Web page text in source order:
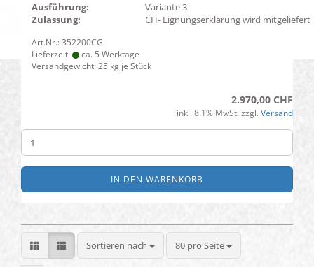
Ausführung:
Variante 3
Zulassung:
CH- Eignungserklärung wird mitgeliefert
Art.Nr.: 352200CG
Lieferzeit:
ca. 5 Werktage
Versandgewicht:25 kg je Stück
2.970,00 CHF
inkl. 8.1% MwSt. zzgl. Versand
IN DEN WARENKORB
Sortieren nach
Sortieren nach 80 pro Seite
pro Seite